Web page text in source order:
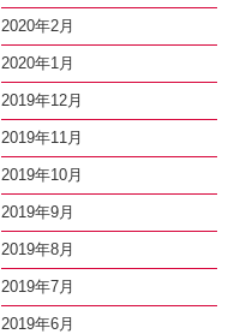
2020年2月
2020年1月
2019年12月
2019年11月
2019年10月
2019年9月
2019年8月
2019年7月
2019年6月